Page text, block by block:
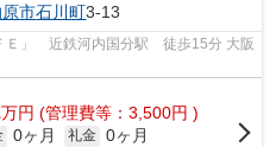
市石川町3-13
Ｅ」 近鉄河内国分駅 徒歩15分 大阪
万円 (管理費等：3,500円 )
0ヶ月 礼金 0ヶ月